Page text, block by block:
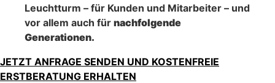
Leuchtturm – für Kunden und Mitarbeiter – und
vor allem auch für nachfolgende
Generationen.
JETZT ANFRAGE SENDEN UND KOSTENFREIE
ERSTBERATUNG ERHALTEN